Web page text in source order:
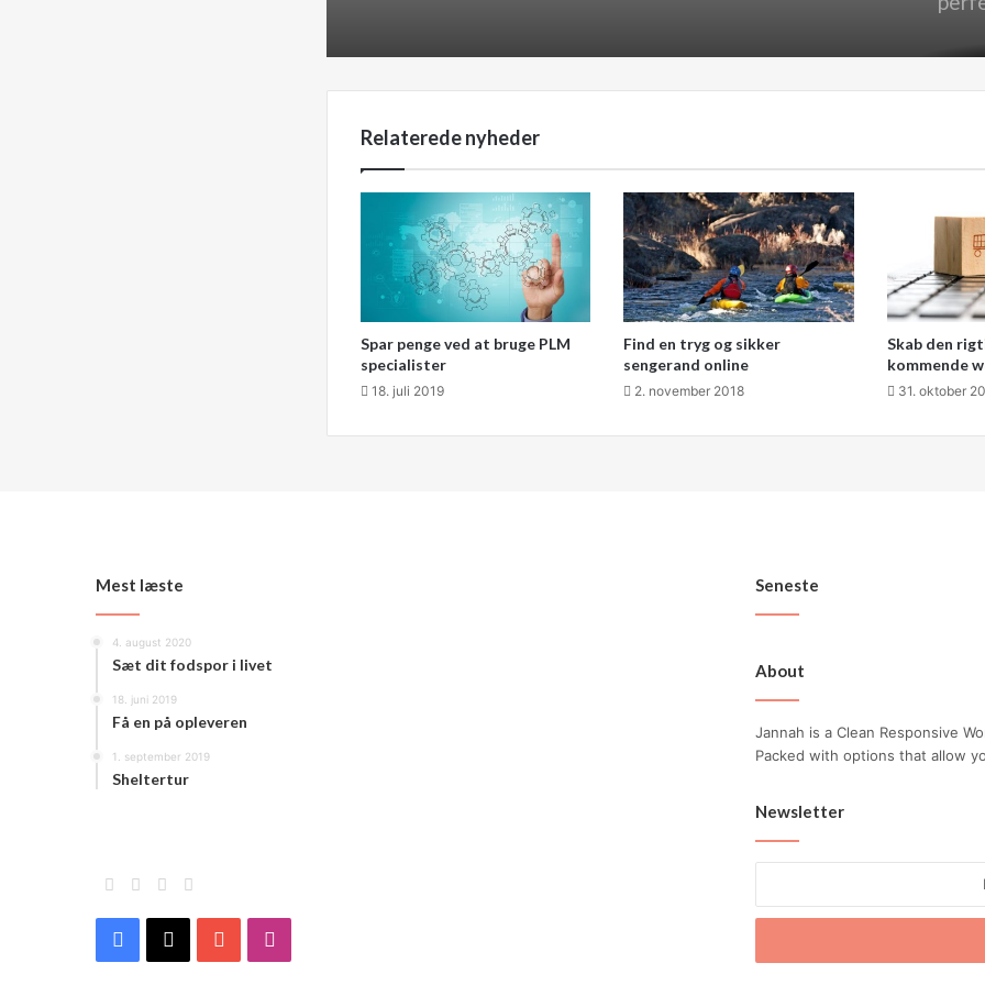
Tag
godt
Relaterede nyheder
Spar penge ved at bruge PLM
specialister
18. juli 2019
Find en tryg og sikker
sengerand online
2. november 2018
Skab den
kommende
31. oktober
Mest læste
4. august 2020
Sæt dit fodspor i livet
18. juni 2019
Få en på opleveren
1. september 2019
Sheltertur
Facebook
X YouTube
Facebook
X YouTube
Seneste
About
Jannah is a Clean Responsive
Packed with options that allow
Newsletter
Email